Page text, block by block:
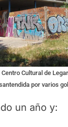
Cultural de
por varios
un año y: